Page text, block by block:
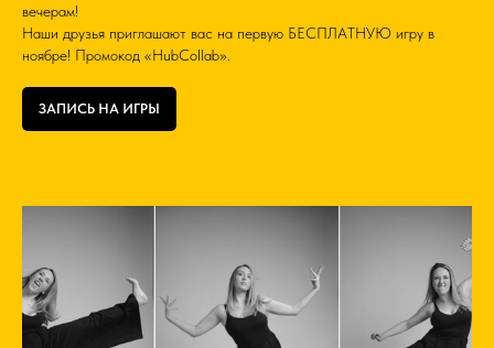
вечерам!
Наши друзья приглашают вас на первую БЕСПЛАТНУЮ игру в
ноябре! Промокод «HubCollab».
ЗАПИСЬ НА ИГРЫ